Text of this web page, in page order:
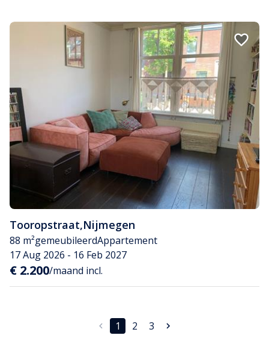
Tooropstraat,Nijmegen
88 m²gemeubileerdAppartement
17 Aug 2026 - 16 Feb 2027
€ 2.200/maand incl.
1 2 3